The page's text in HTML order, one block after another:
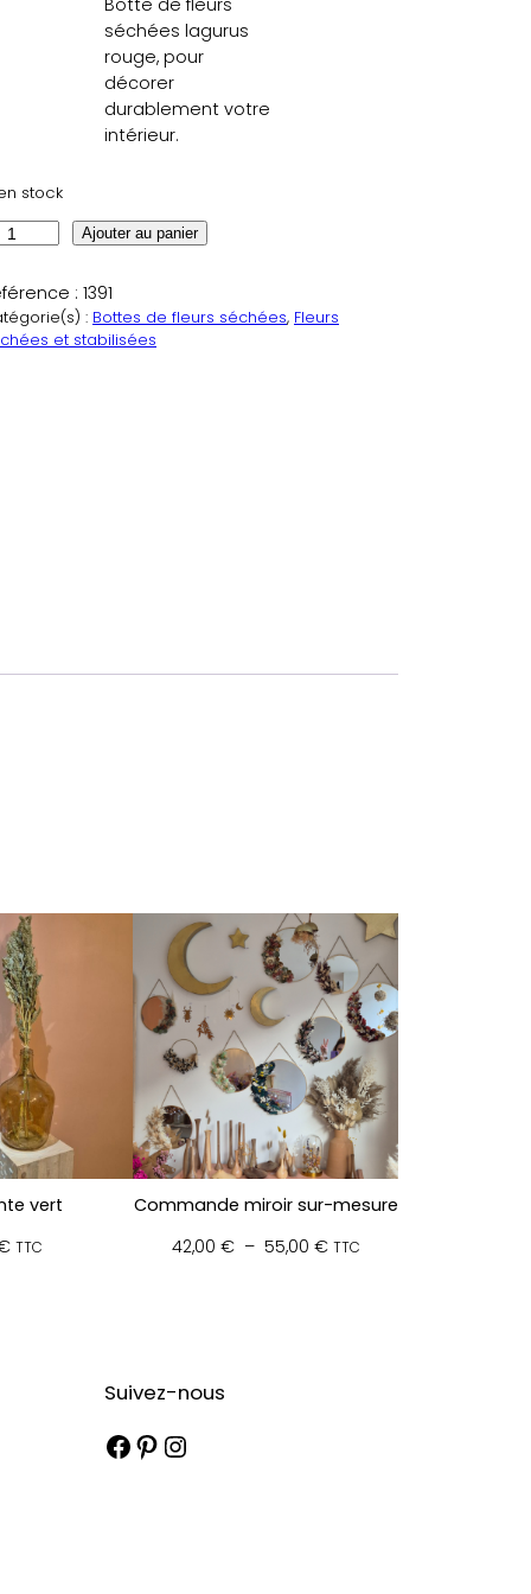
Botte de fleurs
séchées lagurus
rouge, pour
décorer
durablement votre
intérieur.
stock
Ajouter au panier
: 1391
: Bottes de fleurs séchées, Fleurs
et stabilisées
vert
TTC
Commande miroir sur-mesure
42,00 € – 55,00 €Plage
TTC
Suivez-nous
Facebook Pinterest Instagram